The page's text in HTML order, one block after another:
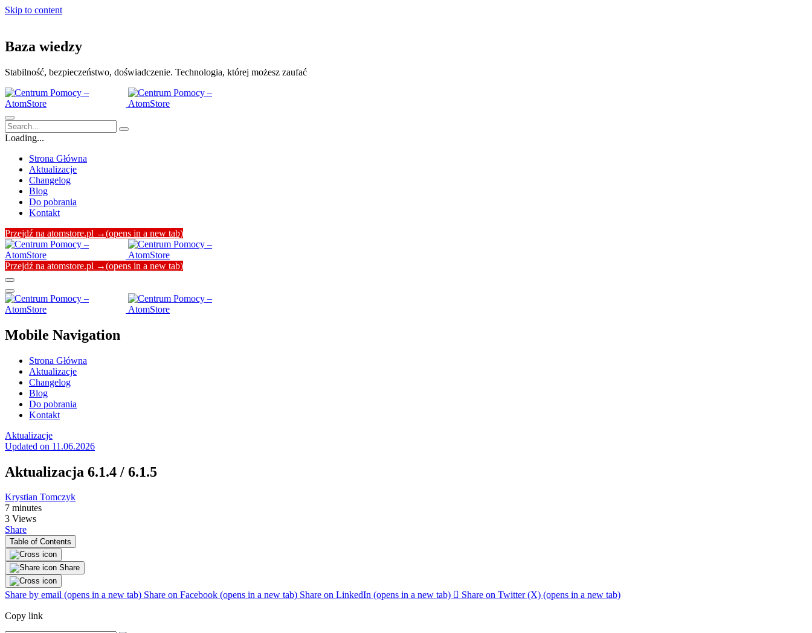
Skip to content
Baza wiedzy
Stabilność, bezpieczeństwo, doświadczenie. Technologia, której możesz zaufać
Loading...
Strona Główna
Aktualizacje
Changelog
Blog
Do pobrania
Kontakt
Przejdź na atomstore.pl →(opens in a new tab)
Przejdź na atomstore.pl →(opens in a new tab)
Mobile Navigation
Strona Główna
Aktualizacje
Changelog
Blog
Do pobrania
Kontakt
Aktualizacje
Updated on 11.06.2026
Aktualizacja 6.1.4 / 6.1.5
Krystian Tomczyk
7 minutes
3 Views
Share
Table of Contents
Share
Share by email (opens in a new tab) Share on Facebook (opens in a new tab) Share on LinkedIn (opens in a new tab) Share on Twitter (X) (opens in a new tab)
Copy link